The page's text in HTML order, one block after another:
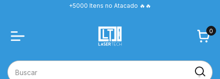
+5000 Itens no Atacado 🔥🔥
0